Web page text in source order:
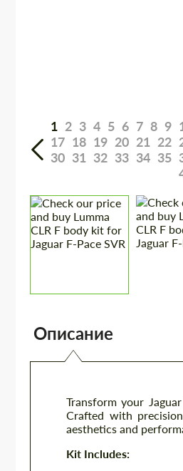
1 2 3 4 5 6 7 8 9
17 18 19 20 21 22
30 31 32 33 34 35
Описание
Transform your
Crafted with
aesthetics and
Kit Includes: